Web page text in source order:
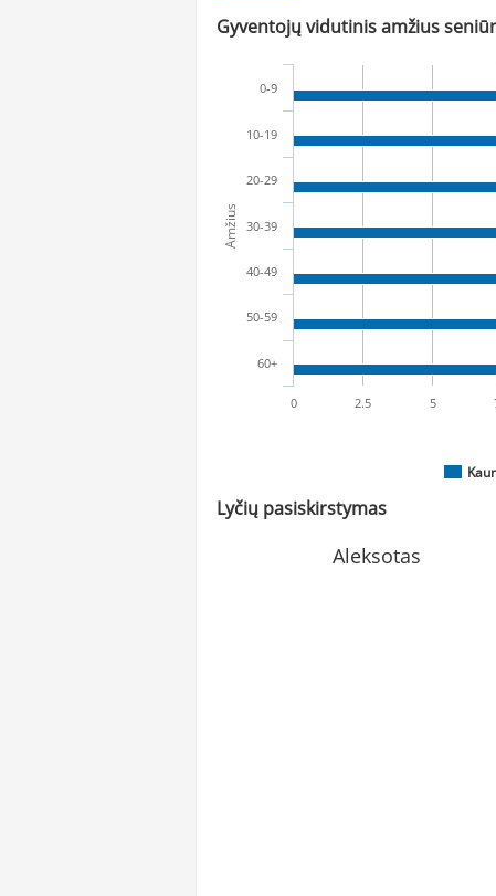
Gyventojų vidutinis amžius
Amžius
0-9
10-19
20-29
30-39
40-49
50-59
60+
0 2.5 5
Lyčių pasiskirstymas
Aleksotas